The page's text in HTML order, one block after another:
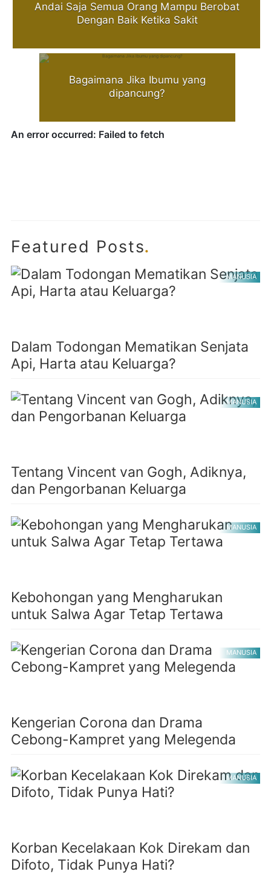
Andai Saja Semua Orang Mampu Berobat
Dengan Baik Ketika Sakit
Bagaimana Jika Ibumu yang
dipancung?
Featured Posts.
MANUSIA
Dalam Todongan Mematikan Senjata
Api, Harta atau Keluarga?
MANUSIA
Tentang Vincent van Gogh, Adiknya,
dan Pengorbanan Keluarga
MANUSIA
Kebohongan yang Mengharukan
untuk Salwa Agar Tetap Tertawa
MANUSIA
Kengerian Corona dan Drama
Cebong-Kampret yang Melegenda
MANUSIA
Korban Kecelakaan Kok Direkam dan
Difoto, Tidak Punya Hati?